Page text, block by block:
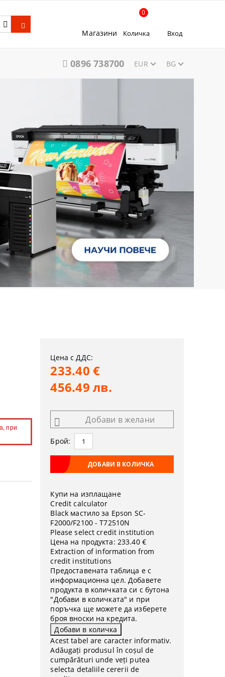
Магазини Количка
0
Вход
0896 738700 EUR BG
при
Цена с ДДС:
233.40 €
456.49 лв.
Добави в желани
Брой:
Купи на изплащане
Credit calculator
Black мастило за Epson SC-
F2000/F2100 - T72510N
Please select credit institution
Цена на продукта: 233.40 €
Extraction of information from
credit institutions
Предоставената таблица е с
информационна цел. Добавете
продукта в количката си с бутона
"Добави в количката" и при
поръчка ще можете да изберете
броя вноски на кредита.
Acest tabel are caracter informativ.
Adăugați produsul în coșul de
cumpărături unde veți putea
selecta detaliile cererii de